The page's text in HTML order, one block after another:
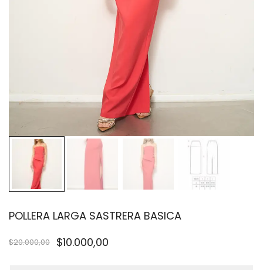
POLLERA LARGA SASTRERA BASICA
$20.000,00 $10.000,00